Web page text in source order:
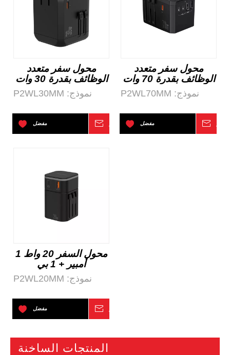
محول سفر متعدد
الوظائف بقدرة 30 وات
3A+1Cنموذج: P2WL30MM
مفضل استفسر
محول سفر متعدد
الوظائف بقدرة 70 وات
2A+3Cنموذج: P2WL70MM
مفضل
محول السفر 20 واط 1
أمبير + 1 بي
نموذج: P2WL20MM
مفضل
المنتجات الساخنة